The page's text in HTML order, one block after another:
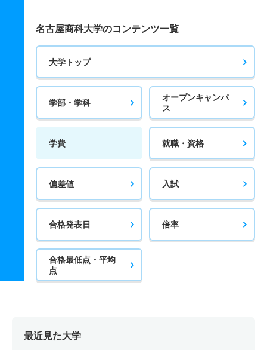
名古屋商科大学のコンテンツ一覧
大学トップ
学部・学科
オープンキャンパ
ス
学費 就職・資格
偏差値 入試
合格発表日 倍率
合格最低点・平均
点
最近見た大学